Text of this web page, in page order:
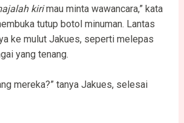
kirimau minta wawancara,” kata
tutup botol minuman. Lantas
ke mulut Jakues, seperti melepas
yang tenang.
mereka?” tanya Jakues, selesai